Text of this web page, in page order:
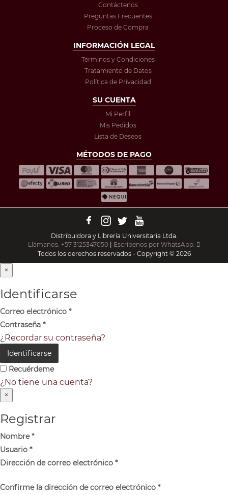
Contáctenos
Preguntas Frecuentes
Proceso de Compra
INFORMACIÓN LEGAL
Términos y Condiciones
Tratamiento de Datos
Política de Privacidad
SU CUENTA
Mi Perfil
Mis Pedidos
Lista de Deseos
MÉTODOS DE PAGO
Distribuidora y Librería Universitaria Ltda.
Llámanos: +57 3125347050 | Escríbenos por WhatsApp:
Todos los derechos reservados - Copyright © 2026
×
Identificarse
Correo electrónico *
Contraseña *
¿Recordar su contraseña?
Identificarse
Recuérdeme
¿No tiene una cuenta?
×
Registrar
Nombre*
Usuario *
Dirección de correo electrónico *
Confirme la dirección de correo electrónico *